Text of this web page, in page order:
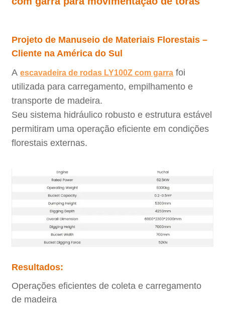
Projeto de Manuseio de Materiais Florestais –
Cliente na América do Sul
A escavadeira de rodas LY100Z com garra foi
utilizada para carregamento, empilhamento e
transporte de madeira.
Seu sistema hidráulico robusto e estrutura estável
permitiram uma operação eficiente em condições
florestais externas.
Resultados:
Operações eficientes de coleta e carregamento
de madeira